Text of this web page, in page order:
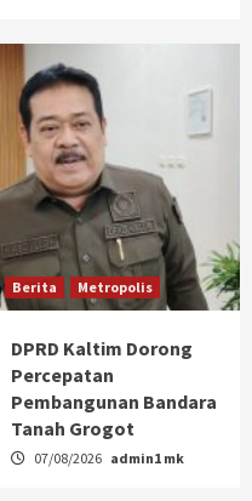
Berita Metropolis
DPRD Kaltim Dorong
Percepatan
Pembangunan Bandara
Tanah Grogot
07/08/2026 admin1 mk